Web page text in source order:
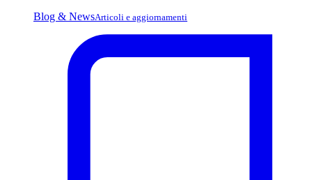
Blog & NewsArticoli e aggiornamenti